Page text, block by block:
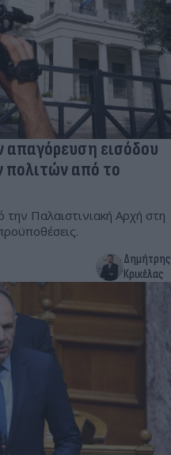
απαγόρευση εισόδου
πολιτών από το
την Παλαιστινιακή Αρχή στη
Δημήτρης
Κρικέλας